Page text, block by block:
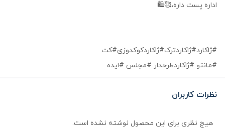
اداره پست داره،🥰🛍
#ژاکارد#ژاکاردترک#ژاکاردکوکدوزی#کت
#مانتو #ژاکاردطرحدار #مجلس #ایده
نظرات کاربران
هیچ نظری برای این محصول نوشته نشده است.